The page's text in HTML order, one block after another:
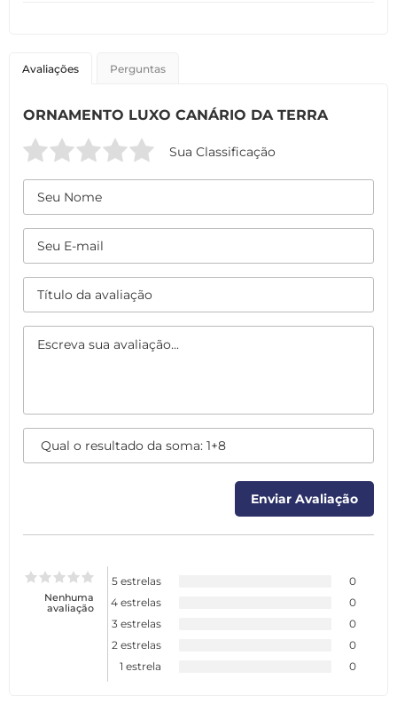
Avaliações Perguntas
ORNAMENTO LUXO CANÁRIO DA TERRA
Sua Classificação
Nenhuma
avaliação
5 estrelas
0
4 estrelas
0
3 estrelas
0
2 estrelas
0
1 estrela
0